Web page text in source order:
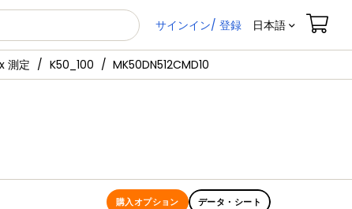
サインイン/ 登録 日本語
測定 K50_100 MK50DN512CMD10
購入オプション データ・シート